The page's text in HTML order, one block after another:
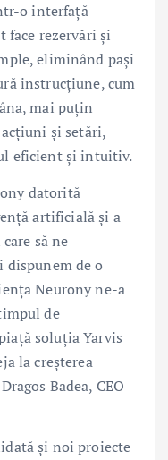
o interfață
rezervări și
eliminând pași
instrucțiune, cum
mai puțin
și setări,
eficient și intuitiv.
datorită
artificială și a
să ne
dispunem de o
Neurony ne-a
de
soluția Yarvis
la creșterea
Badea, CEO
și noi proiecte